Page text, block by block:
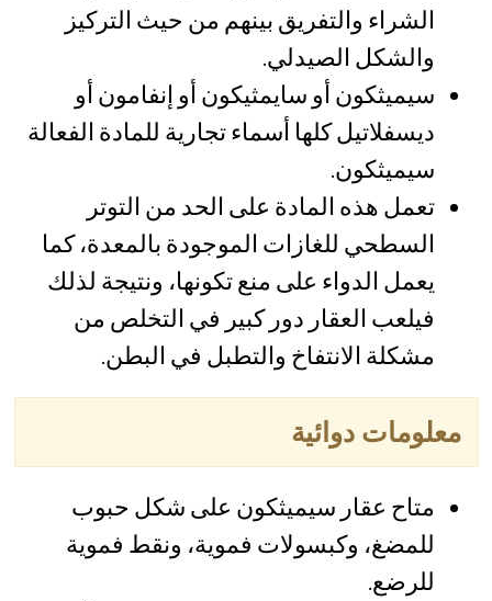
الشراء والتفريق بينهم من حيث التركيز
والشكل الصيدلي.
سيميثكون أو سايمثيكون أو إنفامون أو
ديسفلاتيل كلها أسماء تجارية للمادة الفعالة
سيميثكون.
تعمل هذه المادة على الحد من التوتر
السطحي للغازات الموجودة بالمعدة، كما
يعمل الدواء على منع تكونها، ونتيجة لذلك
فيلعب العقار دور كبير في التخلص من
مشكلة الانتفاخ والتطبل في البطن.
معلومات دوائية
متاح عقار سيميثكون على شكل حبوب
للمضغ، وكبسولات فموية، ونقط فموية
للرضع.